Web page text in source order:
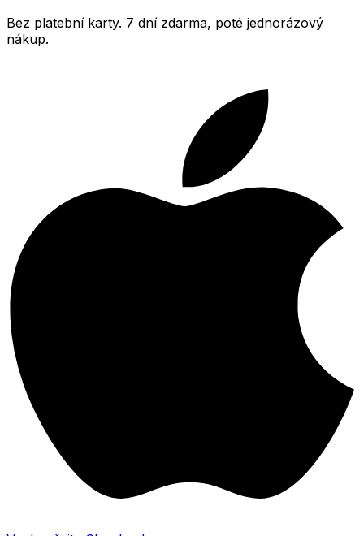
Bez platební karty. 7 dní zdarma, poté jednorázový
nákup.